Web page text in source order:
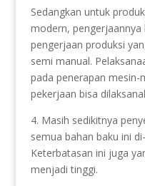
Sedangkan untuk
modern,
pengerjaan produksi
semi manual.
pada penerapan mesin-
pekerjaan bisa
4. Masih sedikitnya
semua bahan baku ini
Keterbatasan ini juga
menjadi tinggi.